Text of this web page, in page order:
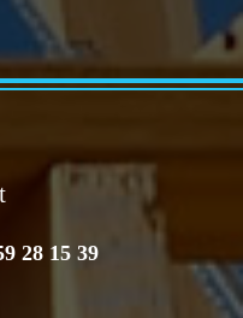
28 15 39